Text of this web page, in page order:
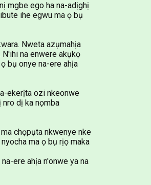
mgbe ego ha na-adịghị
ihe egwu ma ọ bụ
Nweta azụmahịa
na enwere akụkọ
bụ onye na-ere ahịa
ekerịta ozi nkeonwe
dị ka nọmba
chọpụta nkwenye nke
ma ọ bụ rịọ maka
ere ahịa n'onwe ya na